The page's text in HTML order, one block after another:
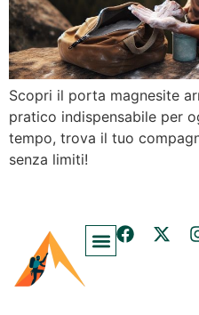
Scopri il porta magnesite
pratico indispensabile per
tempo, trova il tuo
senza limiti!